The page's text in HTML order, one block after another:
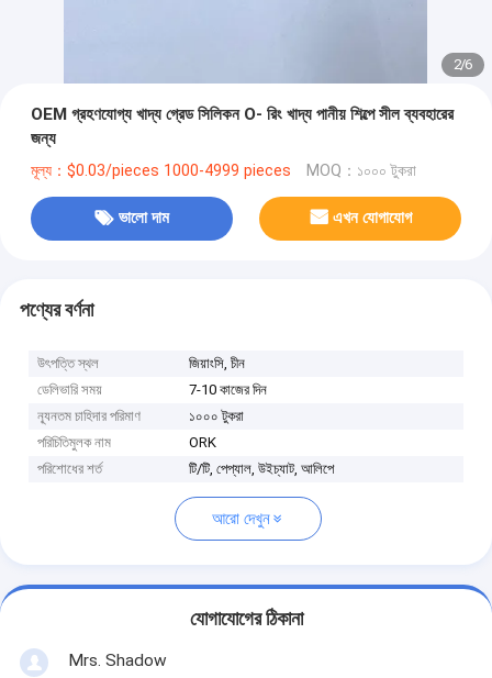
2/6
OEM গ্রহণযোগ্য খাদ্য গ্রেড সিলিকন O- রিং খাদ্য পানীয় শিল্পে সীল ব্যবহারের
জন্য
মূল্য：$0.03/pieces 1000-4999 pieces MOQ：১০০০ টুকরা
ভালো দাম এখন যোগাযোগ
পণ্যের বর্ণনা
উৎপত্তি স্থল
জিয়াংসি, চীন
ডেলিভারি সময়
7-10 কাজের দিন
ন্যূনতম চাহিদার পরিমাণ
১০০০ টুকরা
পরিচিতিমুলক নাম
ORK
পরিশোধের শর্ত
টি/টি, পেপ্যাল, উইচ্যাট, আলিপে
আরো দেখুন
যোগাযোগের ঠিকানা
Mrs. Shadow